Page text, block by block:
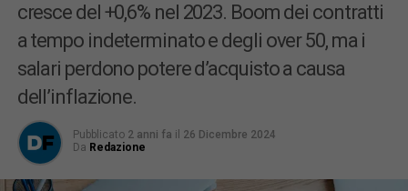
cresce del +0,6% nel 2023. Boom dei contratti
a tempo indeterminato e degli over 50, ma i
salari perdono potere d’acquisto a causa
dell’inflazione.
Pubblicato 2 anni fa il 26 Dicembre 2024
Da Redazione